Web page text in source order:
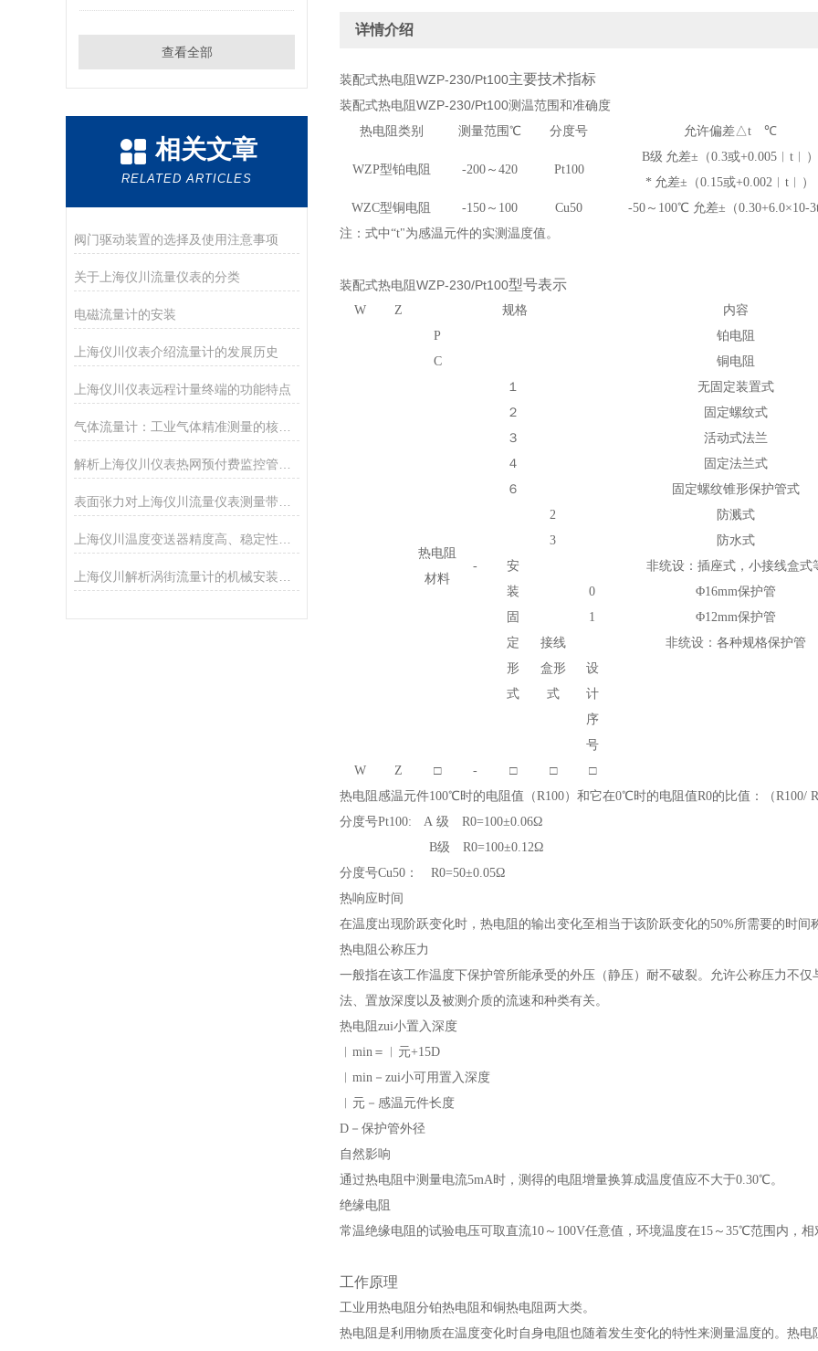
查看全部
相关文章
RELATED ARTICLES
阀门驱动装置的选择及使用注意事项
关于上海仪川流量仪表的分类
电磁流量计的安装
上海仪川仪表介绍流量计的发展历史
上海仪川仪表远程计量终端的功能特点
气体流量计：工业气体精准测量的核心技术
详情介绍
装配式热电阻WZP-230/Pt100主要技术指标
装配式热电阻WZP-230/Pt100测温范围和准确度
热电阻类别
测量范围 ℃ 分度号 允许偏差△t ℃
WZP型铂电阻 -200～420 Pt100
B级 允差±（0.3或+0.005︱t︱）
* 允差±（0.15或+0.002︱t︱）
WZC型铜电阻
-150～100 Cu50 -50～100℃ 允差±（0.30+6.0×10-3
注：式中“t"为感温元件的实测温度值。
装配式热电阻WZP-230/Pt100型号表示
W Z 规格
内容
P
铂电阻
C
铜电阻
热电阻
材料
-
１
无固定装置式
２
固定螺纹式
３
活动式法兰
４
固定法兰式
６
固定螺纹锥形保护管式
安
装
固
定
形
式
2
防溅式
3
防水式
非统设：插座式，小接线盒式
接线
盒形
式
0 Φ16mm保护管
1
Φ12mm保护管
非统设：各种规格保护管
设
计
序
号
W
Z □ - □ □
□
热电阻感温元件100℃时的电阻值（R100）和它在0℃时的电阻值R0的比值：（R100/ R
分度号Pt100: A 级 R0=100±0.06Ω
B级 R0=100±0.12Ω
分度号Cu50： R0=50±0.05Ω
热响应时间
在温度出现阶跃变化时，热电阻的输出变化至相当于该阶跃变化的50%所需要的时间
热电阻公称压力
一般指在该工作温度下保护管所能承受的外压（静压 ） 耐不破裂。允许公称压力不
法、置放深度以及被测介质的流速和种类有关。
热电阻zui小置入深度
min＝ 元+15D
min－zui小可用置入深度
元 －感温元件长度
D－保护管外径
自然影响
通过热电阻中测量电流5mA时，测得的电阻增量换算成温度值应不大于0.30℃。
绝缘电阻
常温绝缘电阻的试验电压可取直流10 ～ 100V任意值，环境温度在15 ～ 35℃范围内，相
工作原理
工业用热电阻分铂热电阻和铜热电阻两大类。
热电阻是利用物质在温度变化时自身电阻也随着发生变化的特性来测量温度的。热